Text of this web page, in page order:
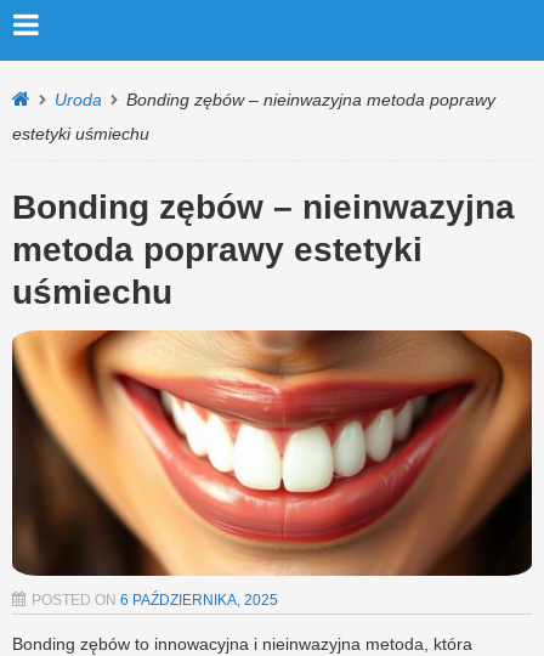
Uroda
Bonding zębów – nieinwazyjna metoda poprawy
estetyki uśmiechu
Bonding zębów – nieinwazyjna
metoda poprawy estetyki
uśmiechu
POSTED ON 6 PAŹDZIERNIKA, 2025
Bonding zębów to innowacyjna i nieinwazyjna metoda, która